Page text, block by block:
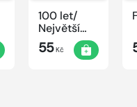
100 let/
Největší
okamžiky
českého
55Kč